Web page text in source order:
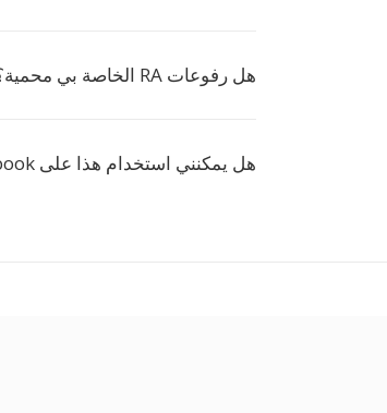
هل رفوعات RA الخاصة بي محمية؟
هل يمكنني استخدام هذا على Chromebook أو جهاز لوحي؟